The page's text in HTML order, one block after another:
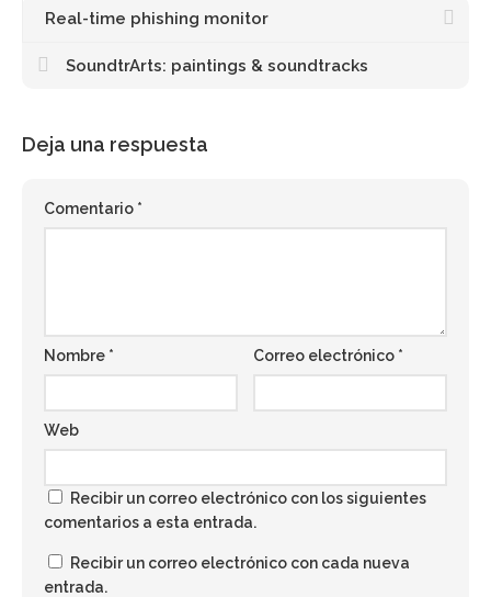
Real-time phishing monitor
SoundtrArts: paintings & soundtracks
Deja una respuesta
Comentario *
Nombre * Correo electrónico *
Web
Recibir un correo electrónico con los siguientes
comentarios a esta entrada.
Recibir un correo electrónico con cada nueva
entrada.